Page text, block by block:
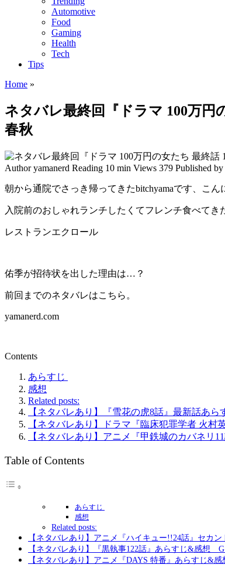
Automotive
Food
Gaming
Health
Tech
Tips
Home »
ネタバレ最終回『ドラマ 100万
春秋
Author yamanerd Reading 10 min Views 379 Published by
朝から通院でさっき帰ってきたbitchyamaです、こん
入院前のおしゃれランチしたくてフレンチ食べてき
レストランエクロール
佑季が招待状を出した理由は…？
前回までのネタバレはこちら。
yamanerd.com
Contents
あらすじ
感想
Related posts:
【ネタバレあり】『雪花の虎8話』最新話
【ネタバレあり】ドラマ『臨床犯罪学者 火
【ネタバレあり】アニメ『甲鉄城のカバネ
Table of Contents
あらすじ
感想
Related posts:
【ネタバレあり】アニメ『ハイキュー!!24話』セ
【ネタバレあり】『黒執事122話』あらすじ&感想
【ネタバレあり】アニメ『DAYS 特番』あらすじ